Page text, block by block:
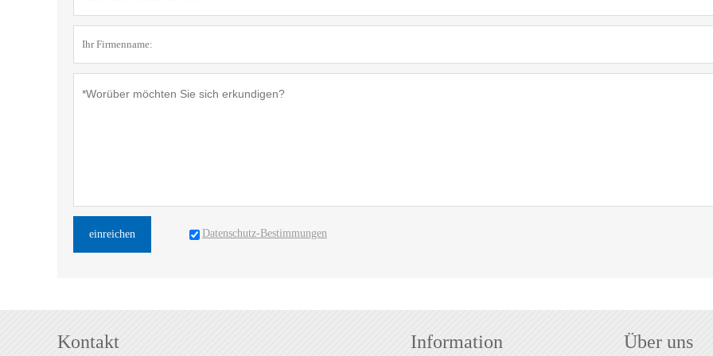
einreichen Datenschutz-Bestimmungen
Kontakt Information Über uns